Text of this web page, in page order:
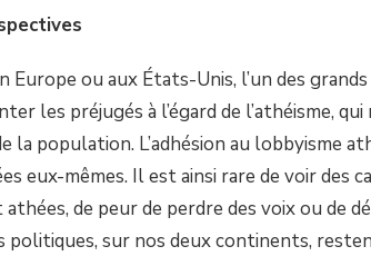
Europe ou aux États-Unis, l’un des
les préjugés à l’égard de l’athéisme,
la population. L’adhésion au lobbyisme
eux-mêmes. Il est ainsi rare de voir des
de peur de perdre des voix ou de
politiques, sur nos deux continents,